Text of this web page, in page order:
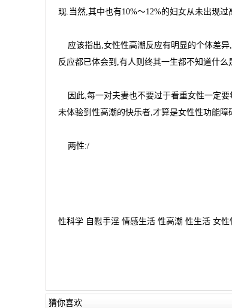
现.当然,其中也有10%～12%的妇女从未出现
应该指出,女性性高潮反应有明显的个体差异
反应都已体会到,有人则终其一生都不知道什么
因此,每一对夫妻也不要过于看重女性一定要
未体验到性高潮的快乐者,才算是女性性功能障
两性:/
性科学 自慰手淫 情感生活 性高潮 性生活 女
猜你喜欢